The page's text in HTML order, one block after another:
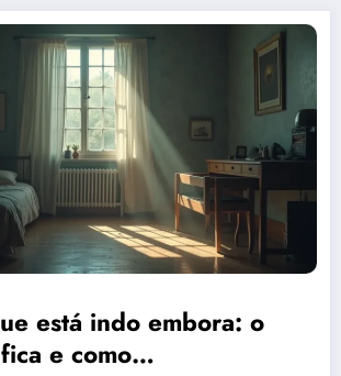
está indo embora: o
e como